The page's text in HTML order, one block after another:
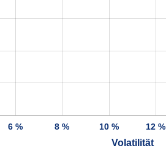
6 % 8 % 10 % 12 %
Volatilität